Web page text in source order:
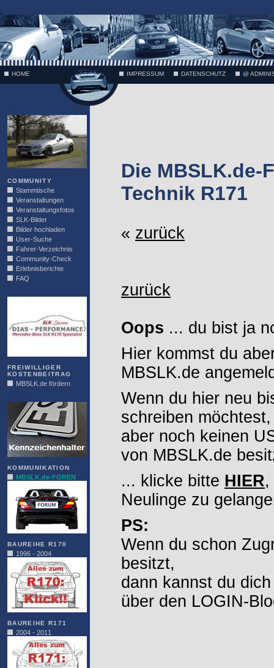
;
HOME IMPRESSUM DATENSCHUTZ @
COMMUNITY
Stammtische
Veranstaltungen
Veranstaltungsfotos
SLK-Bilder
Bilder hochladen
User-Suche
Fahrer-Verzeichnis
Community-Check
Erlebnisberichte
FAQ
FREIWILLIGER
KOSTENBEITRAG
MBSLK.de fördern
KOMMUNIKATION
MBSLK.de-FOREN
BAUREIHE R170
1996 - 2004
BAUREIHE R171
2004 - 2011
Die MBSLK.de-
Technik R171
« zurück
zurück
Oops ... du bist ja
Hier kommst du
MBSLK.de
Wenn du hier neu
schreiben möchtest,
aber noch keinen
von MBSLK.de
... klicke bitte HIER,
Neulinge zu
PS:
Wenn du schon
besitzt,
dann kannst du
über den LOGIN-